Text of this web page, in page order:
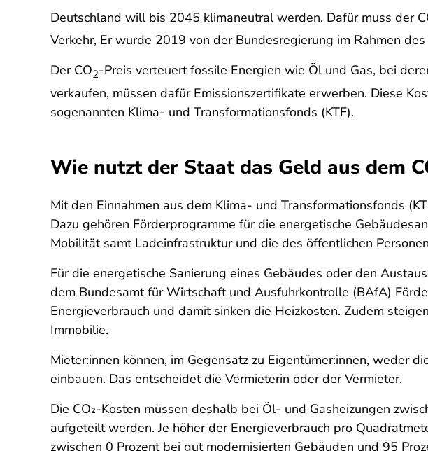
Deutschland will bis 2045 klimaneutral werden. Dafür muss der
Verkehr, Er wurde 2019 von der Bundesregierung im Rahmen
Der CO2-Preis verteuert fossile Energien wie Öl und Gas, bei
verkaufen, müssen dafür Emissionszertifikate erwerben. Diese
sogenannten Klima- und Transformationsfonds (KTF).
Wie nutzt der Staat das Geld aus dem
Mit den Einnahmen aus dem Klima- und Transformationsfonds
Dazu gehören Förderprogramme für die energetische
Mobilität samt Ladeinfrastruktur und die des öffentlichen
Für die energetische Sanierung eines Gebäudes oder den
dem Bundesamt für Wirtschaft und Ausfuhrkontrolle (BAfA)
Energieverbrauch und damit sinken die Heizkosten. Zudem
Immobilie.
Mieter:innen können, im Gegensatz zu Eigentümer:innen, weder
einbauen. Das entscheidet die Vermieterin oder der Vermieter.
Die CO₂-Kosten müssen deshalb bei Öl- und Gasheizungen
aufgeteilt werden. Je höher der Energieverbrauch pro
zwischen 0 Prozent bei gut modernisierten Gebäuden und 95